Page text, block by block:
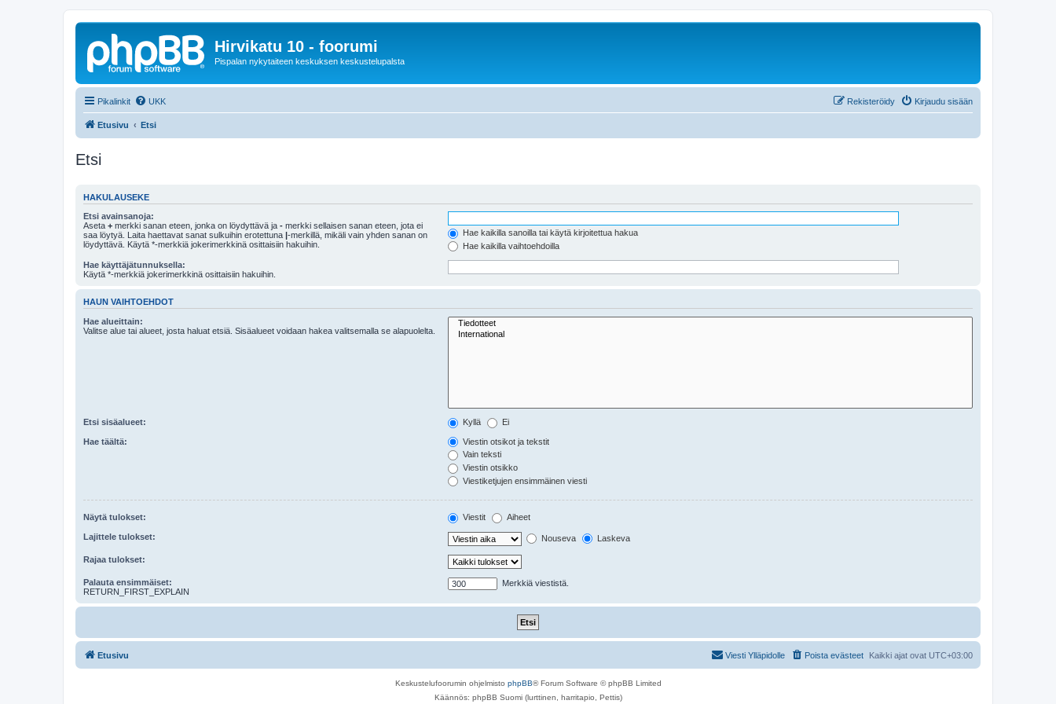
Hirvikatu 10 - foorumi
Pispalan nykytaiteen keskuksen keskustelupalsta
Pikalinkit UKK Kirjaudu sisään
Rekisteröidy
Etusivu Etsi
Etsi
HAKULAUSEKE
Etsi avainsanoja:
Aseta + merkki sanan eteen, jonka on löydyttävä ja - merkki sellaisen sanan eteen, jota ei
saa löytyä. Laita haettavat sanat sulkuihin erotettuna |-merkillä, mikäli vain yhden sanan on
löydyttävä. Käytä *-merkkiä jokerimerkkinä osittaisiin hakuihin.
Hae kaikilla sanoilla tai käytä kirjoitettua hakua
Hae kaikilla vaihtoehdoilla
Hae käyttäjätunnuksella:
Käytä *-merkkiä jokerimerkkinä osittaisiin hakuihin.
HAUN VAIHTOEHDOT
Hae alueittain:
Valitse alue tai alueet, josta haluat etsiä. Sisäalueet voidaan hakea valitsemalla se alapuolelta.
Etsi sisäalueet: Kyllä Ei
Hae täältä:
Viestin otsikot ja tekstit
Vain teksti
Viestin otsikko
Viestiketjujen ensimmäinen viesti
Näytä tulokset: Viestit Aiheet
Lajittele tulokset: Nouseva Laskeva
Rajaa tulokset:
Palauta ensimmäiset:
RETURN_FIRST_EXPLAIN
Merkkiä viestistä.
Etusivu Kaikki ajat ovat UTC+03:00
Poista evästeet
Viesti Ylläpidolle
Keskustelufoorumin ohjelmisto phpBB® Forum Software © phpBB Limited
Käännös: phpBB Suomi (lurttinen, harritapio, Pettis)